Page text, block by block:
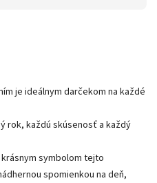
je ideálnym darčekom na každé
rok, každú skúsenosť a každý
symbolom tejto
spomienkou na deň,